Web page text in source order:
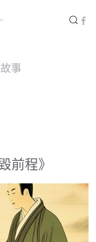
事
前程》